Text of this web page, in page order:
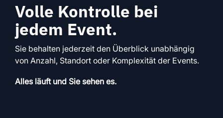
Volle Kontrolle bei
jedem Event.
Sie behalten jederzeit den Überblick unabhängig
von Anzahl, Standort oder Komplexität der Events.
Alles läuft und Sie sehen es.